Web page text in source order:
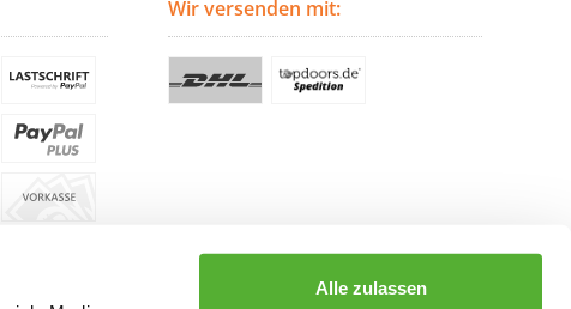
Alle zulassen
Wir versenden mit: